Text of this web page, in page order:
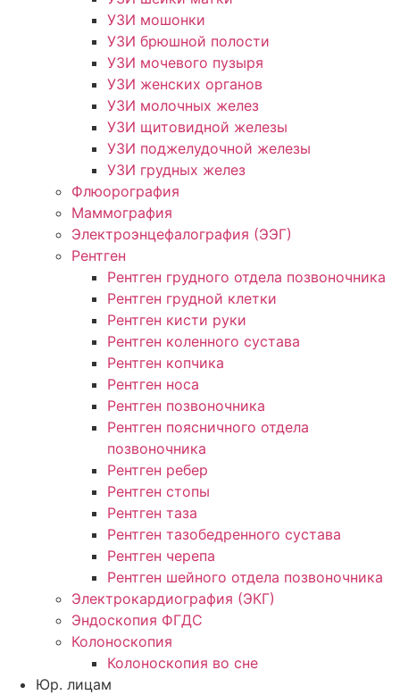
УЗИ мошонки
УЗИ брюшной полости
УЗИ мочевого пузыря
УЗИ женских органов
УЗИ молочных желез
УЗИ щитовидной железы
УЗИ поджелудочной железы
УЗИ грудных желез
Флюорография
Маммография
Электроэнцефалография (ЭЭГ)
Рентген
Рентген грудного отдела позвоночника
Рентген грудной клетки
Рентген кисти руки
Рентген коленного сустава
Рентген копчика
Рентген носа
Рентген позвоночника
Рентген поясничного отдела
позвоночника
Рентген ребер
Рентген стопы
Рентген таза
Рентген тазобедренного сустава
Рентген черепа
Рентген шейного отдела позвоночника
Электрокардиография (ЭКГ)
Эндоскопия ФГДС
Колоноскопия
Колоноскопия во сне
Юр. лицам